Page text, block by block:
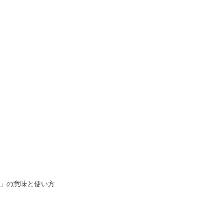
の意味と使い方